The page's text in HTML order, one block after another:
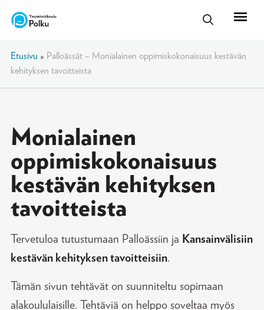
Etusivu » Palloässät – Monialainen oppimiskokonaisuus kestävän
kehityksen tavoitteista
Monialainen
oppimiskokonaisuus
kestävän kehityksen
tavoitteista
Tervetuloa tutustumaan Palloässiin ja Kansainvälisiin
kestävän kehityksen tavoitteisiin.
Tämän sivun tehtävät on suunniteltu sopimaan
alakoululaisille. Tehtäviä on helppo soveltaa myös